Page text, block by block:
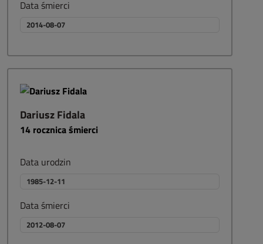
Data śmierci
2014-08-07
Dariusz Fidala
14 rocznica śmierci
Data urodzin
1985-12-11
Data śmierci
2012-08-07